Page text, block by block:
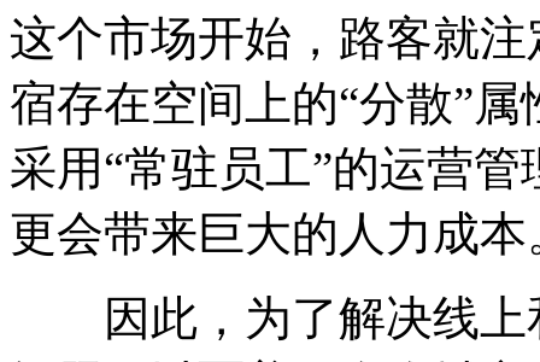
这个市场开始，路客就
宿存在空间上的“分散”
采用“常驻员工”的运营
更会带来巨大的人力成本
因此，为了解决线上